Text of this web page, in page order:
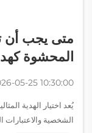
متى يجب أن
المحشوة
05-25 10:30:00
يُعد اختيار الهدية
الشخصية والاعتبارات